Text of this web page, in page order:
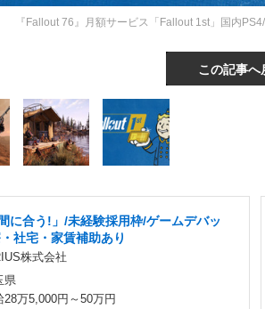
『Fallout 76』月額サービス「Fallout 1st」国内
この記事へ
間に合う!」/未経験採用枠/ゲームデバッ
社宅・家賃補助あり
株式会社
県
28万5,000円～50万円